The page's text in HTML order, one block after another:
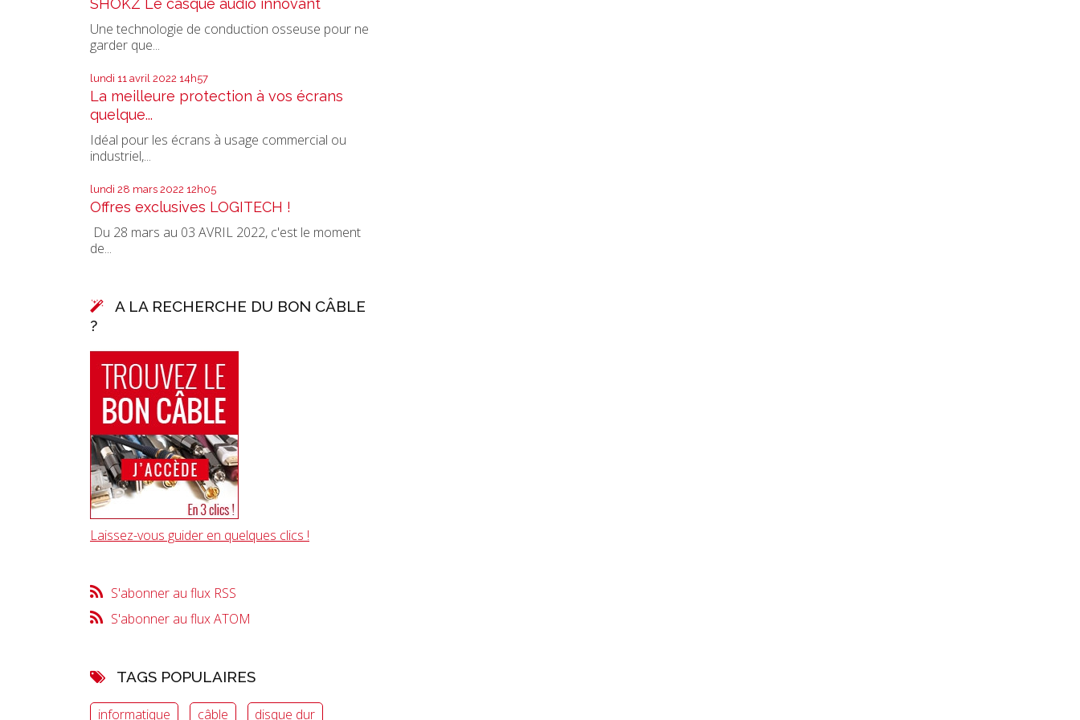
Une technologie de conduction osseuse pour ne
garder que...
lundi 11 avril 2022 14h57
La meilleure protection à vos écrans
quelque...
Idéal pour les écrans à usage commercial ou
industriel,...
lundi 28 mars 2022 12h05
Offres exclusives LOGITECH !
Du 28 mars au 03 AVRIL 2022, c'est le moment
de...
A LA RECHERCHE DU BON CÂBLE
?
Laissez-vous guider en quelques clics !
S'abonner au flux RSS
S'abonner au flux ATOM
TAGS POPULAIRES
informatique câble
disque dur